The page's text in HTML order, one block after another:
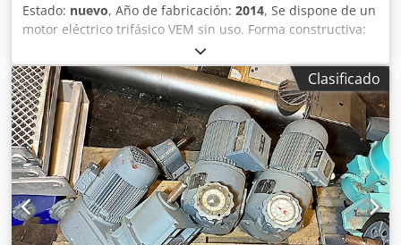
Estado: nuevo, Año de fabricación: 2014, Se dispone de un
motor eléctrico trifásico VEM sin uso. Forma constructiva:
IM1001, grado de protección: IP55, sentido de giro: CCW
(antihorario), clase de aislamiento: F, sistema de
lubricación: Shell Alvania RL3, potencia nominal: 4600kW
(4,6MW), tensión nominal: 6300V, corriente nominal: 460A,
factor de potencia: 0,88, tensión de rotor: 2000V, velocidad
nominal: 994rpm, momento de inercia: 690kgm/m².
Dimensiones de la máquina (L/A/H): aprox.
4150mm/2300mm/1900mm, peso: aprox. 20000kg. La
máquina es sin uso y por tanto, como nueva.
Documentación disponible. Es posible una inspección in
situ. Dodpfx Ahsxwywzj Rsck
Clasificado